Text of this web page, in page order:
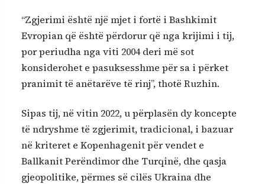
“Zgjerimi është një mjet i fortë i Bashkimit
Evropian që është përdorur që nga krijimi i tij,
por periudha nga viti 2004 deri më sot
konsiderohet e pasuksesshme për sa i përket
pranimit të anëtarëve të rinj”, thotë Ruzhin.
Sipas tij, në vitin 2022, u përplasën dy koncepte
të ndryshme të zgjerimit, tradicional, i bazuar
në kriteret e Kopenhagenit për vendet e
Ballkanit Perëndimor dhe Turqinë, dhe qasja
gjeopolitike, përmes së cilës Ukraina dhe